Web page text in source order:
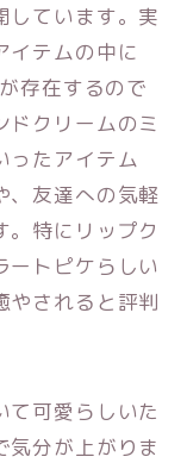
しています。実
イテムの中に
存在するので
ドクリームのミ
ったアイテム
、友達への気軽
。特にリップク
ートピケらしい
やされると評判
て可愛らしいた
気分が上がりま